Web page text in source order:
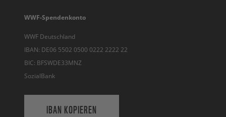
WWF-Spendenkonto
WWF Deutschland
IBAN: DE06 5502 0500 0222 2222 22
BIC: BFSWDE33MNZ
SozialBank
IBAN KOPIEREN